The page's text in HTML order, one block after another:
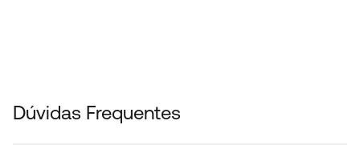
Dúvidas Frequentes